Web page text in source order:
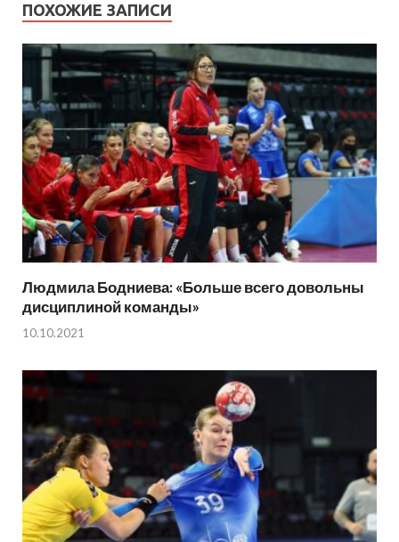
ПОХОЖИЕ ЗАПИСИ
Людмила Бодниева: «Больше всего довольны
дисциплиной команды»
10.10.2021